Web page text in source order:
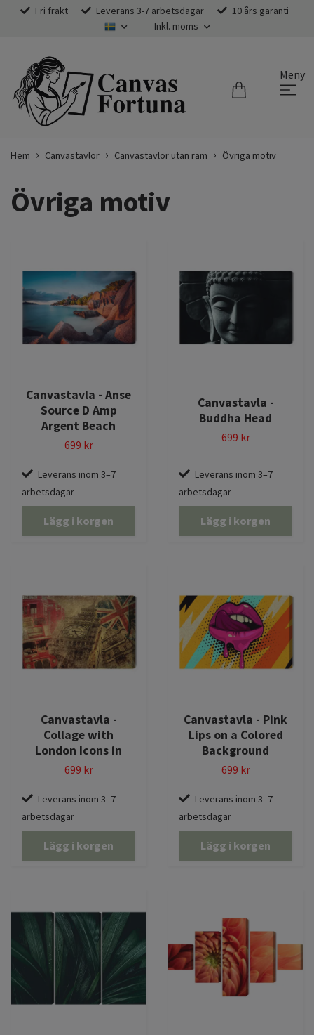
Fri frakt Leverans 3-7 arbetsdagar
10 års garanti
Inkl. moms
Meny
Hem Canvastavlor Canvastavlor utan ram Övriga motiv
Övriga motiv
Canvastavla - Anse
Source D Amp
Argent Beach
699 kr
Leverans inom 3–7
arbetsdagar
Lägg i korgen
Canvastavla -
Buddha Head
699 kr
Leverans inom 3–7
arbetsdagar
Lägg i korgen
Canvastavla -
Collage with
London Icons in
699 kr
Leverans inom 3–7
arbetsdagar
Lägg i korgen
Canvastavla - Pink
Lips on a Colored
Background
699 kr
Leverans inom 3–7
arbetsdagar
Lägg i korgen